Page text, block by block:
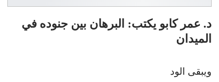
د. عمر كابو يكتب: البرهان بين جنوده في
الميدان
ويبقى الود